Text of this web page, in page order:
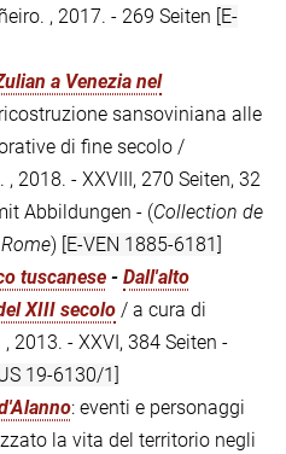
, 2017. - 269 Seiten [E-
a Venezia nel
sansoviniana alle
di fine secolo /
2018. - XXVIII, 270 Seiten, 32
Abbildungen - (Collection de
) [E-VEN 1885-6181]
tuscanese - Dall'alto
XIII secolo / a cura di
2013. - XXVI, 384 Seiten -
19-6130/1]
: eventi e personaggi
la vita del territorio negli